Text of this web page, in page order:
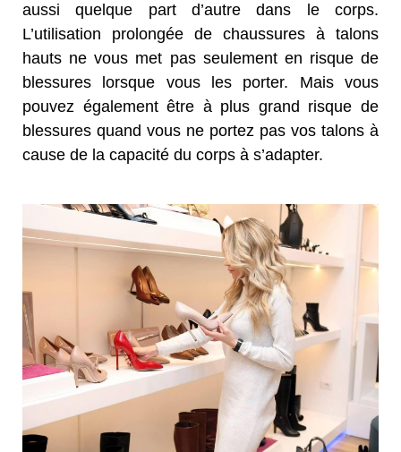
aussi quelque part d’autre dans le corps.
L’utilisation prolongée de chaussures à talons
hauts ne vous met pas seulement en risque de
blessures lorsque vous les porter. Mais vous
pouvez également être à plus grand risque de
blessures quand vous ne portez pas vos talons à
cause de la capacité du corps à s’adapter.